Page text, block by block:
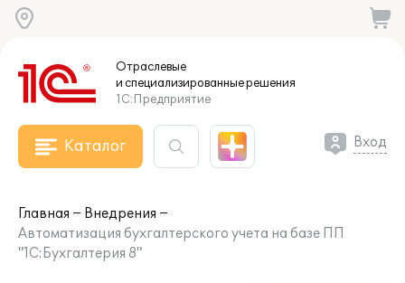
Отраслевые
и специализированныерешения
1С:Предприятие
Каталог Вход
Главная
Внедрения
Автоматизация бухгалтерского учета на базе ПП
"1С:Бухгалтерия 8"